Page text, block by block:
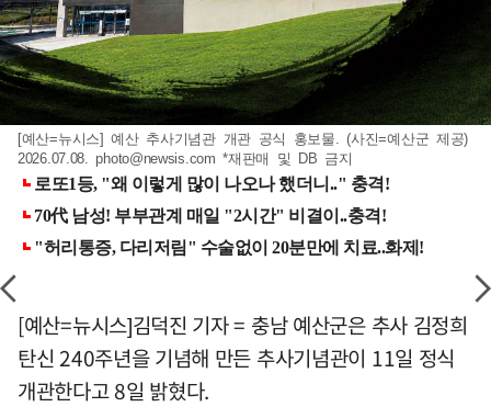
[예산=뉴시스] 예산 추사기념관 개관 공식 홍보물. (사진=예산군 제공)
2026.07.08.photo@newsis.com *재판매 및 DB 금지
[예산=뉴시스]김덕진 기자 = 충남 예산군은 추사 김정희
탄신 240주년을 기념해 만든 추사기념관이 11일 정식
개관한다고 8일 밝혔다.